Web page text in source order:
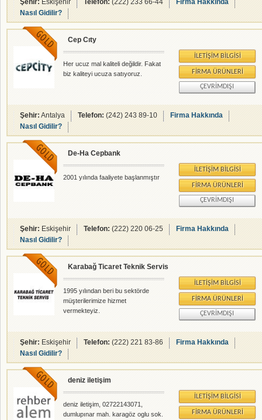
Şehir:Eskişehir Telefon:(222) 233 66-44
Firma Hakkında
Nasıl Gidilir?
Cep Cıty
Her ucuz mal kaliteli değildir. Fakat
biz kaliteyi ucuza satıyoruz.
İLETIŞIM BILGISI
FIRMA ÜRÜNLERI
ÇEVRIMDIŞI
Şehir:Antalya Telefon:(242) 243 89-10
Firma Hakkında
Nasıl Gidilir?
De-Ha Cepbank
2001 yılında faaliyete başlanmıştır
İLETIŞIM BILGISI
FIRMA ÜRÜNLERI
ÇEVRIMDIŞI
Şehir:Eskişehir Telefon:(222) 220 06-25
Firma Hakkında
Nasıl Gidilir?
Karabağ Ticaret Teknik Servis
1995 yılından beri bu sektörde
müşterilerimize hizmet
vermekteyiz.
İLETIŞIM BILGISI
FIRMA ÜRÜNLERI
ÇEVRIMDIŞI
Şehir:Eskişehir Telefon:(222) 221 83-86
Firma Hakkında
Nasıl Gidilir?
deniz iletişim
deniz iletişim, 02722143071,
dumlupınar mah. karagöz oglu sok.
İLETIŞIM BILGISI
FIRMA ÜRÜNLERI